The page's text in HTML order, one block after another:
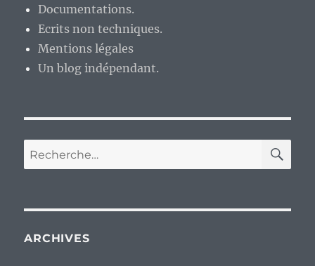
Documentations.
Ecrits non techniques.
Mentions légales
Un blog indépendant.
Recherche
pour :
ARCHIVES